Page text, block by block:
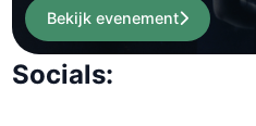
Bekijk evenement
Socials: